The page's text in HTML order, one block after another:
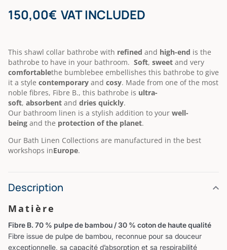
150,00€ VAT INCLUDED
This shawl collar bathrobe with refined and high-end is the
bathrobe to have in your bathroom. Soft, sweet and very
comfortablethe bumblebee embellishes this bathrobe to give
it a style contemporary and cosy. Made from one of the most
noble fibres, Fibre B., this bathrobe is ultra-
soft, absorbent and dries quickly.
Our bathroom linen is a stylish addition to your well-
being and the protection of the planet.
Our Bath Linen Collections are manufactured in the best
workshops inEurope.
Description
Matière
Fibre B. 70 % pulpe de bambou / 30 % coton de haute qualité
Fibre issue de pulpe de bambou, reconnue pour sa douceur
exceptionnelle, sa capacité d’absorption et sa respirabilité